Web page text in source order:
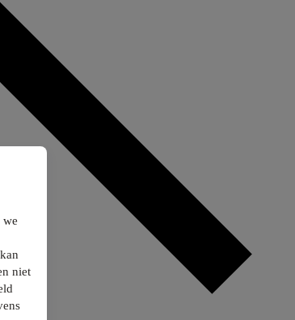
we
niet